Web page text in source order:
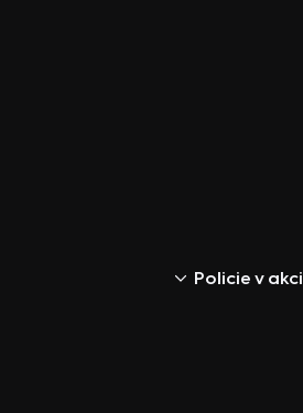
Policie v akci